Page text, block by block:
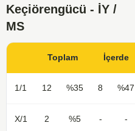
Keçiörengücü - İY /
MS
Toplam İçerde
1/1 12 %35 8 %47
X/1 2 %5 - -